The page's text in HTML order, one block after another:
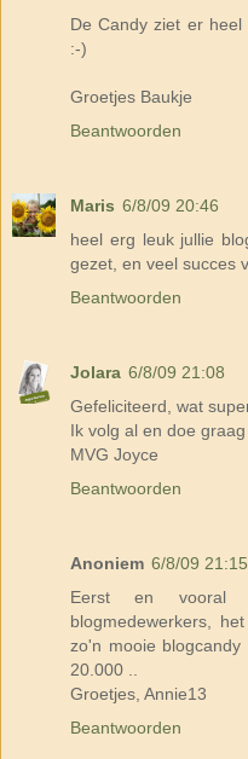
De Candy ziet er
:-)
Groetjes Baukje
Beantwoorden
Maris 6/8/09 20:46
heel erg leuk jullie
gezet, en veel succes
Beantwoorden
Jolara 6/8/09 21:08
Gefeliciteerd, wat
Ik volg al en doe
MVG Joyce
Beantwoorden
Anoniem 6/8/09 21:15
Eerst en vooral
blogmedewerkers,
zo'n mooie
20.000 ..
Groetjes, Annie13
Beantwoorden